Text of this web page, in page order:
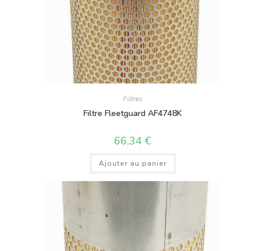
Filtres
Filtre Fleetguard AF4748K
66,34 €
Ajouter au panier